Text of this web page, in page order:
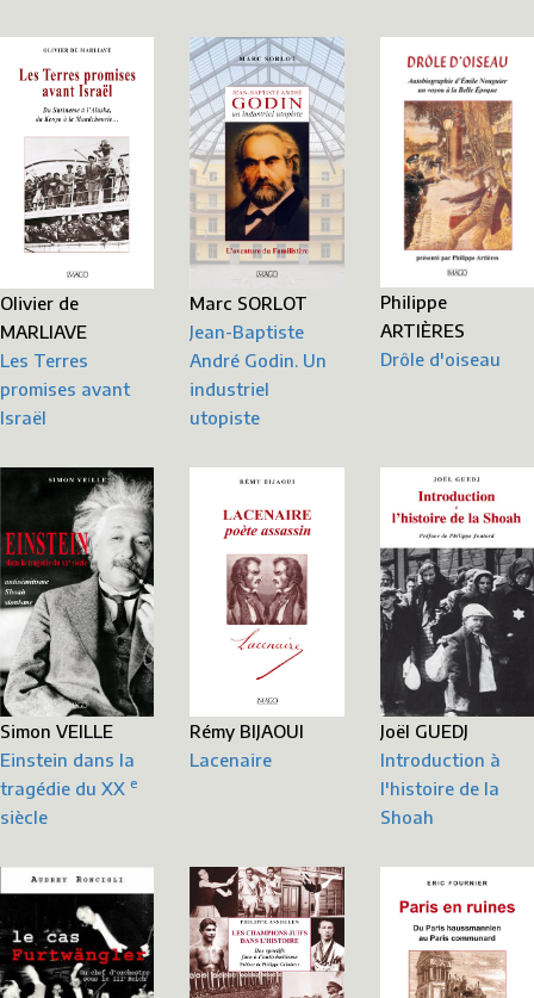
Olivier de
MARLIAVE
Les Terres
promises avant
Israël
Marc SORLOT
Jean-Baptiste
André Godin. Un
industriel
utopiste
Philippe
ARTIÈRES
Drôle d'oiseau
Simon VEILLE
Einstein dans la
tragédie du XX e
siècle
Rémy BIJAOUI
Lacenaire
Joël GUEDJ
Introduction à
l'histoire de la
Shoah